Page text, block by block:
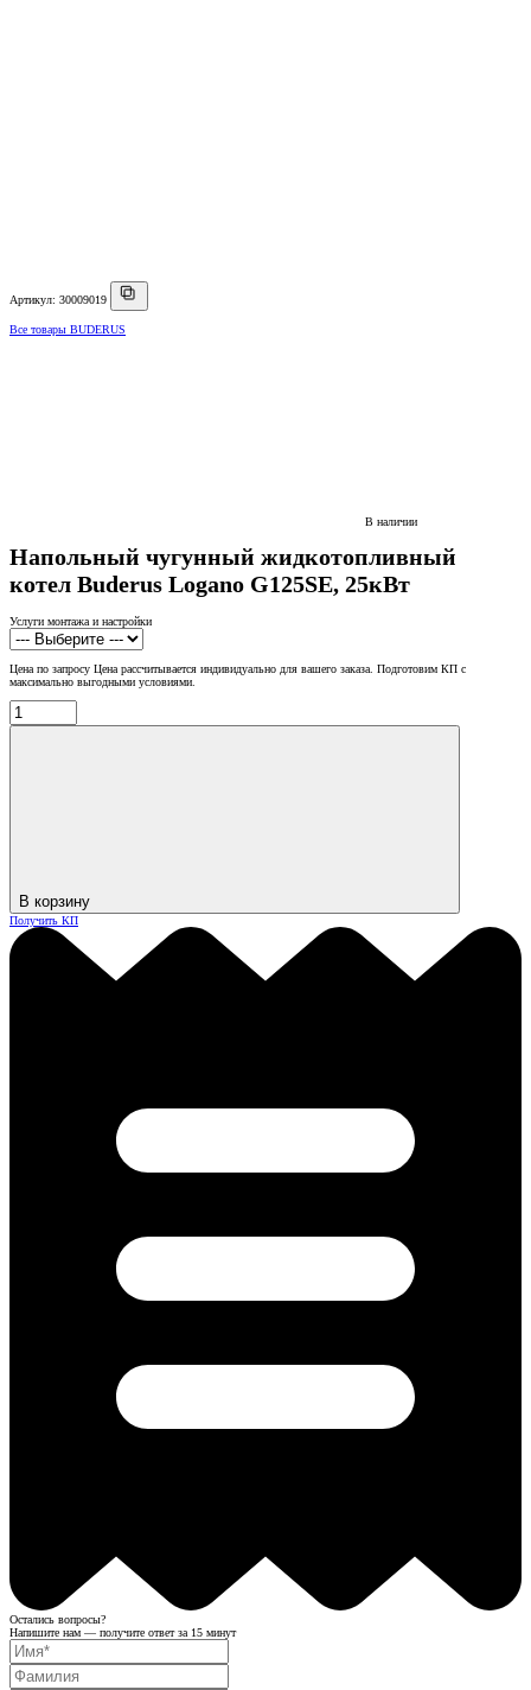
Артикул: 30009019
Все товары BUDERUS
В наличии
Напольный чугунный жидкотопливный
котел Buderus Logano G125SE, 25кВт
Услуги монтажа и настройки
Цена по запросу Цена рассчитывается индивидуально для вашего заказа. Подготовим КП с
максимально выгодными условиями.
В корзину
Получить КП
Остались вопросы?
Напишите нам — получите ответ за 15 минут